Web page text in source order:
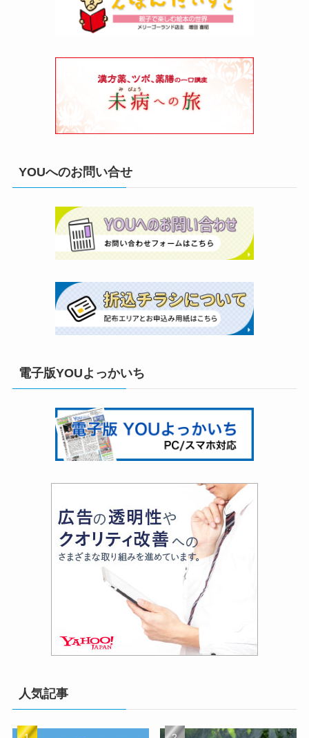
YOUへのお問い合せ
電子版YOUよっかいち
人気記事